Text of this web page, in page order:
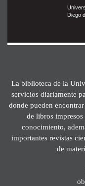
Diego
La biblioteca de la
servicios diariamente
donde pueden
de libros impresos
conocimiento,
importantes revistas
de